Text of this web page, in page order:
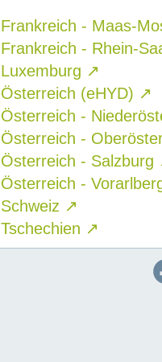
Frankreich - Maas-
Frankreich - Rhein-
Luxemburg ↗
Österreich (eHYD) ↗
Österreich -
Österreich -
Österreich - Salzburg
Österreich -
Schweiz ↗
Tschechien ↗